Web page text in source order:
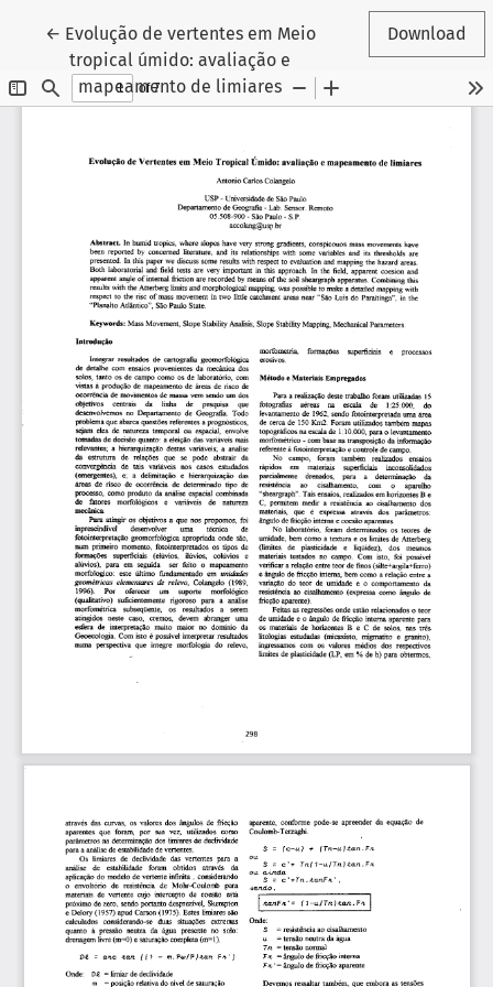
← Return to Article Details
Evolução de vertentes em Meio
tropical úmido: avaliação e
mapeamento de limiares
Download